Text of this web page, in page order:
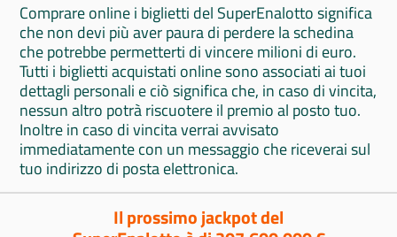
Comprare online i biglietti del SuperEnalotto significa
che non devi più aver paura di perdere la schedina
che potrebbe permetterti di vincere milioni di euro.
Tutti i biglietti acquistati online sono associati ai tuoi
dettagli personali e ciò significa che, in caso di vincita,
nessun altro potrà riscuotere il premio al posto tuo.
Inoltre in caso di vincita verrai avvisato
immediatamente con un messaggio che riceverai sul
tuo indirizzo di posta elettronica.
Il prossimo jackpot del